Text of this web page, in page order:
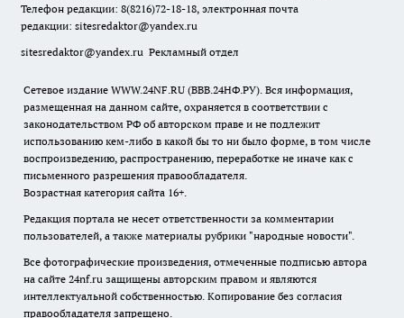
Телефон редакции: 8(8216)72-18-18, электронная почта
редакции: sitesredaktor@yandex.ru
sitesredaktor@yandex.ru Рекламный отдел
Сетевое издание WWW.24NF.RU (ВВВ.24НФ.РУ). Вся информация,
размещенная на данном сайте, охраняется в соответствии с
законодательством РФ об авторском праве и не подлежит
использованию кем-либо в какой бы то ни было форме, в том числе
воспроизведению, распространению, переработке не иначе как с
письменного разрешения правообладателя.
Возрастная категория сайта 16+.
Редакция портала не несет ответственности за комментарии
пользователей, а также материалы рубрики "народные новости".
Все фотографические произведения, отмеченные подписью автора
на сайте 24nf.ru защищены авторским правом и являются
интеллектуальной собственностью. Копирование без согласия
правообладателя запрещено.